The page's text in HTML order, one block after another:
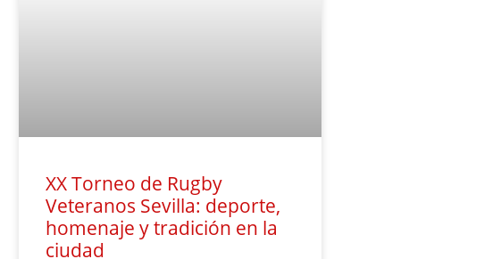
XX Torneo de Rugby
Veteranos Sevilla: deporte,
homenaje y tradición en la
ciudad